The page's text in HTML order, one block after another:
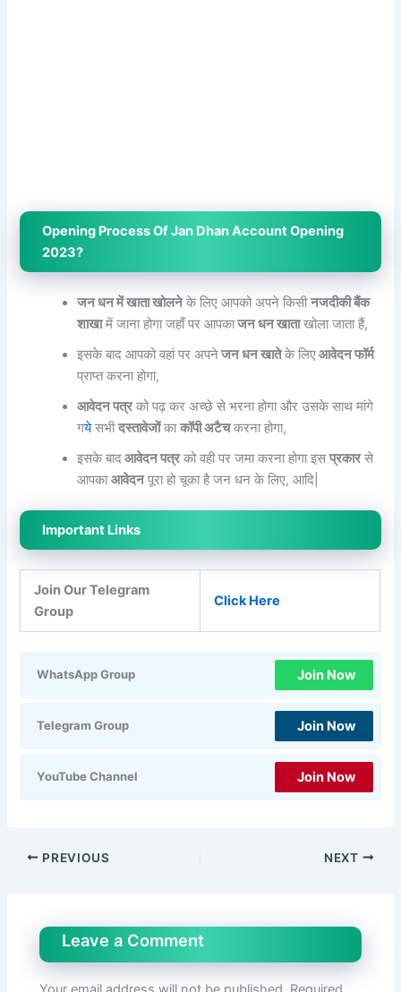
Opening Process Of Jan Dhan Account Opening
2023?
जन धन में खाता खोलनेके लिए आपको अपने किसीनजदीकी बैंक
शाखामें जाना होगा जहाँ पर आपकाजन धन खाताखोला जाता हैं,
इसके बाद आपको वहां पर अपनेजन धन खातेके लिएआवेदन फॉर्म
प्राप्त करना होगा,
आवेदन पत्रको पढ़ कर अच्छे से भरना होगा और उसके साथ मांगे
गयेसभीदस्तावेजोंकाकॉपी अटैचकरना होगा,
इसके बादआवेदन पत्रको वही पर जमा करना होगा इसप्रकारसे
आपकाआवेदनपूरा हो चूका है जन धन के लिए, आदि|
Important Links
Join Our Telegram
Group
Click Here
WhatsApp Group Join Now
Telegram Group Join Now
YouTube Channel Join Now
PREVIOUS NEXT
Leave a Comment